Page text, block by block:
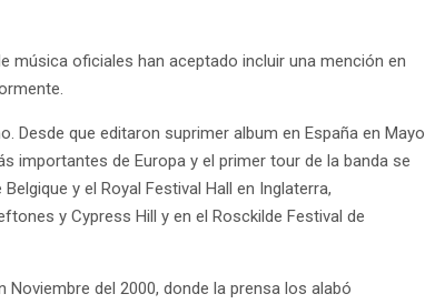
música oficiales han aceptado incluir una mención en
Desde que editaron suprimer album en España en Mayo
importantes de Europa y el primer tour de la banda se
y el Royal Festival Hall en Inglaterra,
y Cypress Hill y en el Rosckilde Festival de
del 2000, donde la prensa los alabó